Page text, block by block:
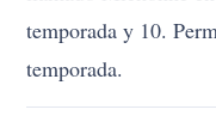
temporada y 10.
temporada.